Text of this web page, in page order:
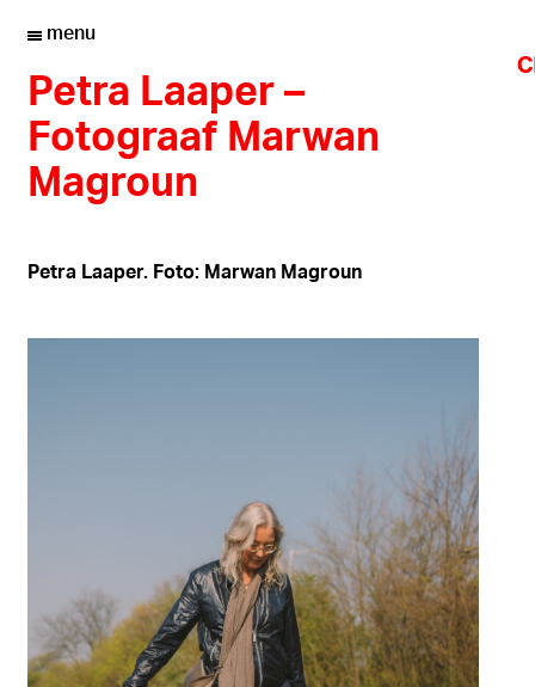
menu
Petra Laaper –
Fotograaf Marwan
Magroun
Petra Laaper. Foto: Marwan Magroun